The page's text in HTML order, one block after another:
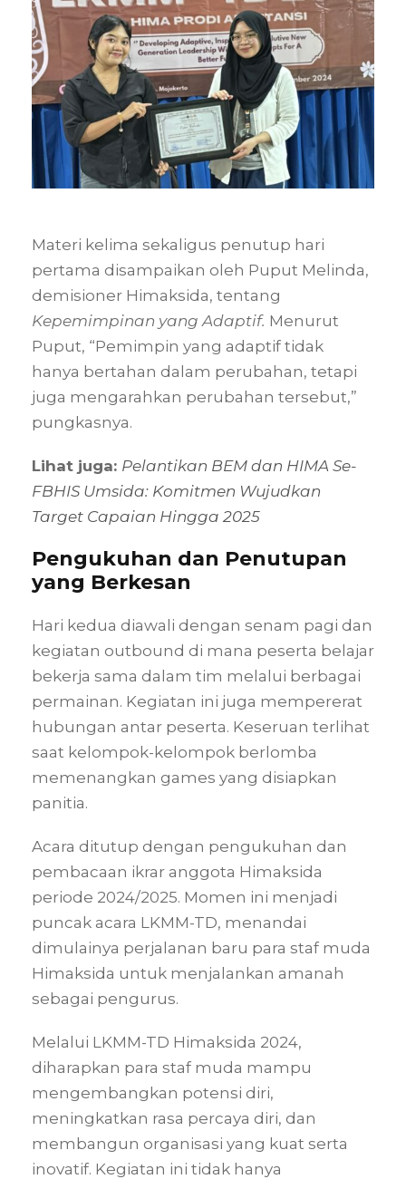
Materi kelima sekaligus penutup hari
pertama disampaikan oleh Puput Melinda,
demisioner Himaksida, tentang
Kepemimpinan yang Adaptif. Menurut
Puput, “Pemimpin yang adaptif tidak
hanya bertahan dalam perubahan, tetapi
juga mengarahkan perubahan tersebut,”
pungkasnya.
Lihat juga: Pelantikan BEM dan HIMA Se-
FBHIS Umsida: Komitmen Wujudkan
Target Capaian Hingga 2025
Pengukuhan dan Penutupan
yang Berkesan
Hari kedua diawali dengan senam pagi dan
kegiatan outbound di mana peserta belajar
bekerja sama dalam tim melalui berbagai
permainan. Kegiatan ini juga mempererat
hubungan antar peserta. Keseruan terlihat
saat kelompok-kelompok berlomba
memenangkan games yang disiapkan
panitia.
Acara ditutup dengan pengukuhan dan
pembacaan ikrar anggota Himaksida
periode 2024/2025. Momen ini menjadi
puncak acara LKMM-TD, menandai
dimulainya perjalanan baru para staf muda
Himaksida untuk menjalankan amanah
sebagai pengurus.
Melalui LKMM-TD Himaksida 2024,
diharapkan para staf muda mampu
mengembangkan potensi diri,
meningkatkan rasa percaya diri, dan
membangun organisasi yang kuat serta
inovatif. Kegiatan ini tidak hanya